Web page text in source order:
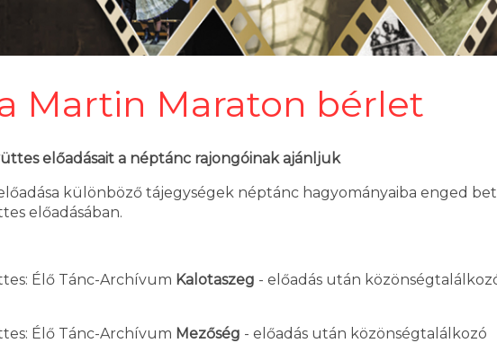
Martin Maraton bérlet
előadásait a néptánc rajongóinak ajánljuk
különböző tájegységek néptánc hagyományaiba enged
előadásában.
Élő Tánc-Archívum Kalotaszeg - előadás után
Élő Tánc-Archívum Mezőség - előadás után közönségtalálkozó